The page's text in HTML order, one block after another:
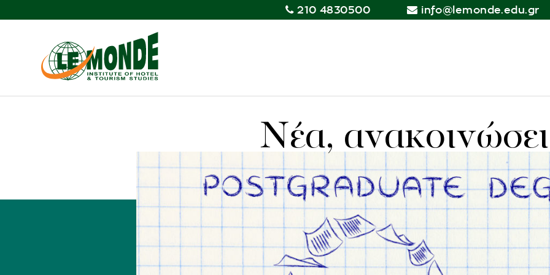
210 4830500 info@lemonde.edu.gr
Νέα,